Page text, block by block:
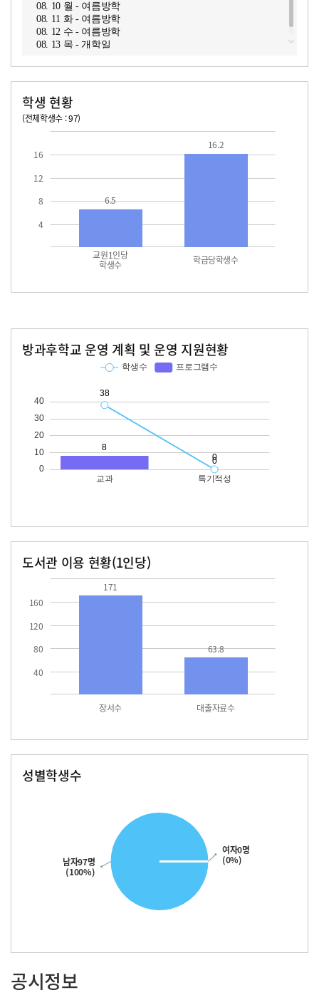
08. 10 월 - 여름방학
08. 11 화 - 여름방학
08. 12 수 - 여름방학
08. 13 목 - 개학일
학생 현황
(전체학생수 : 97)
4
8
12
16
교원1인당
학생수 학급당학생수
6.5
16.2
방과후학교 운영 계획 및 운영 지원현황
도서관 이용 현황(1인당)
40
80
120
160
장서수 대출자료수
171
63.8
성별학생수
남자97명
(100%)
여자0명
(0%)
공시정보